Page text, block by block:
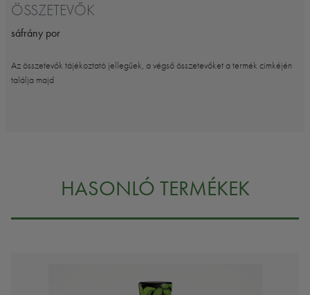
ÖSSZETEVŐK
sáfrány por
Az összetevők tájékoztató jellegűek, a végső összetevőket a termék cimkéjén
találja majd
HASONLÓ TERMÉKEK